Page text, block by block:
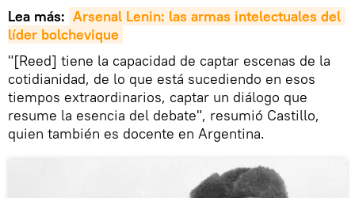
Lea más: Arsenal Lenin: las armas intelectuales del
líder bolchevique
"[Reed] tiene la capacidad de captar escenas de la
cotidianidad, de lo que está sucediendo en esos
tiempos extraordinarios, captar un diálogo que
resume la esencia del debate", resumió Castillo,
quien también es docente en Argentina.